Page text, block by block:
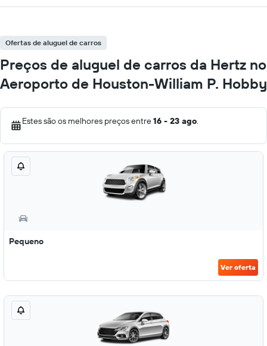
Ofertas de aluguel de carros
Preços de aluguel de carros da Hertz no
Aeroporto de Houston-William P. Hobby
Estes são os melhores preços entre16 - 23 ago.
Pequeno
Ver oferta